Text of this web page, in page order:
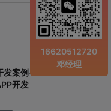
电，再
发案例-
开发
16620512720
邓经理